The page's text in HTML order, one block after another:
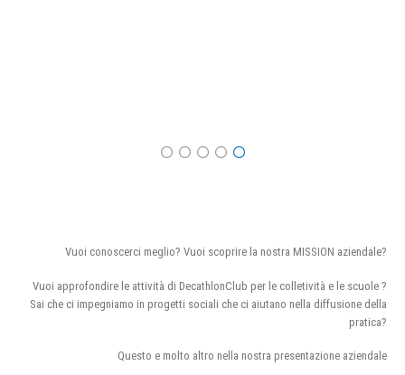
Vuoi conoscerci meglio? Vuoi scoprire la nostra MISSION aziendale?
Vuoi approfondire le attività di DecathlonClub per le colletività e le scuole ?
Sai che ci impegniamo in progetti sociali che ci aiutano nella diffusione della
pratica?
Questo e molto altro nella nostra presentazione aziendale